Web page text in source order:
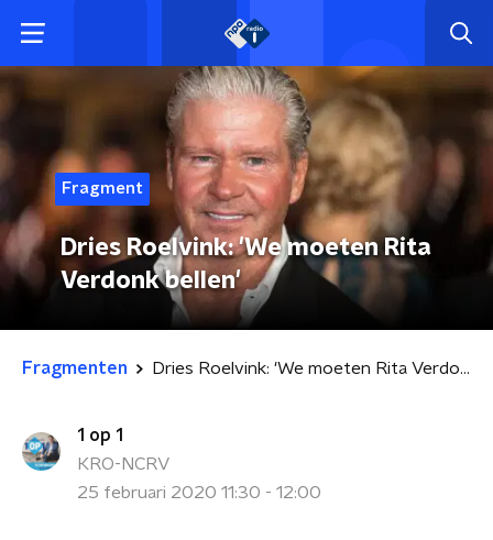
Fragment
Dries Roelvink: 'We moeten Rita
Verdonk bellen'
Fragmenten Dries Roelvink: 'We moeten Rita Verdonk bellen'
1 op 1
KRO-NCRV
25 februari 2020 11:30 - 12:00